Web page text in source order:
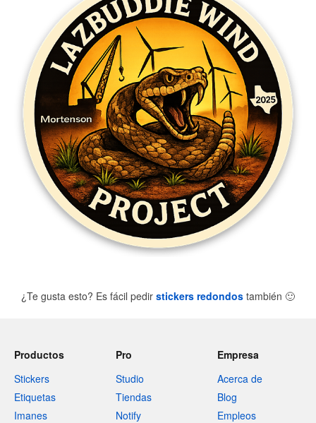
¿Te gusta esto? Es fácil pedir stickers redondos también 🙂
Productos
Stickers
Etiquetas
Imanes
Pro
Studio
Tiendas
Notify
Empresa
Acerca de
Blog
Empleos